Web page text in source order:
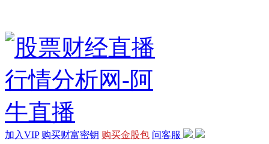
加入VIP 购买财富密钥 购买金股包 问客服